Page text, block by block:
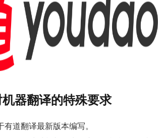
器翻译的特殊要求
有道翻译最新版本编写。